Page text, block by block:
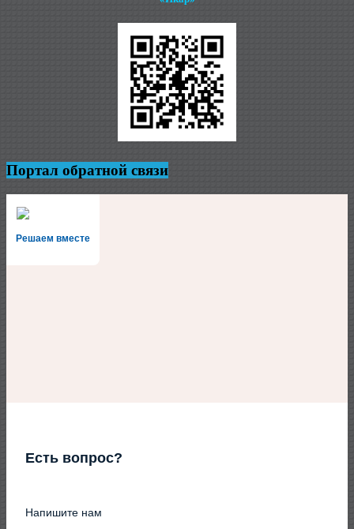
Портал обратной связи
Решаем вместе
Есть вопрос?
Напишите нам